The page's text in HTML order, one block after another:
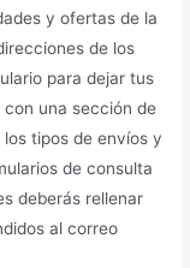
y ofertas de la
de los
para dejar tus
una sección de
tipos de envíos y
de consulta
deberás rellenar
al correo